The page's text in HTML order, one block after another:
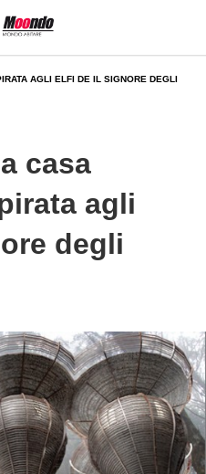
AGLI ELFI DE IL SIGNORE DEGLI
casa
agli
degli